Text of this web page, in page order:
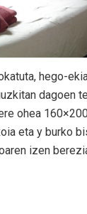
hego-
dagoen
ohea
eta y burko
izen